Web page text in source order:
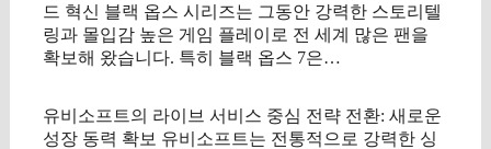
드 혁신 블랙 옵스 시리즈는 그동안 강력한 스토리텔
링과 몰입감 높은 게임 플레이로 전 세계 많은 팬을
확보해 왔습니다. 특히 블랙 옵스 7은…
유비소프트의 라이브 서비스 중심 전략 전환: 새로운
성장 동력 확보 유비소프트는 전통적으로 강력한 싱